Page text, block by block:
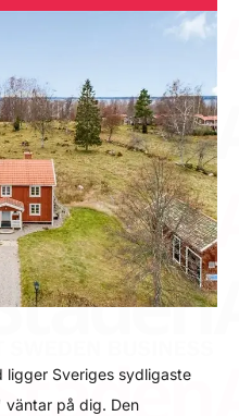
ligger Sveriges sydligaste
väntar på dig. Den